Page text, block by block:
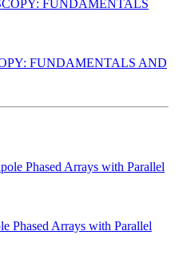
FUNDAMENTALS AND
Phased Arrays with Parallel